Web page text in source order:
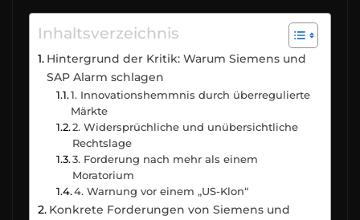
Inhaltsverzeichnis
Hintergrund der Kritik: Warum Siemens und
SAP Alarm schlagen
1. Innovationshemmnis durch überregulierte
Märkte
2. Widersprüchliche und unübersichtliche
Rechtslage
3. Forderung nach mehr als einem
Moratorium
4. Warnung vor einem „US-Klon“
Konkrete Forderungen von Siemens und